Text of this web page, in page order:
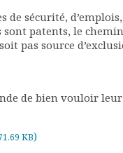
de sécurité,
patents, le
pas source
de bien vouloir
KB)